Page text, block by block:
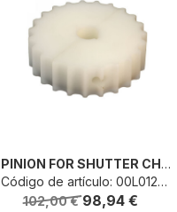
PINION FOR SHUTTER CHAIN
Código de artículo: 00L0122632H
102,00 € 98,94 €